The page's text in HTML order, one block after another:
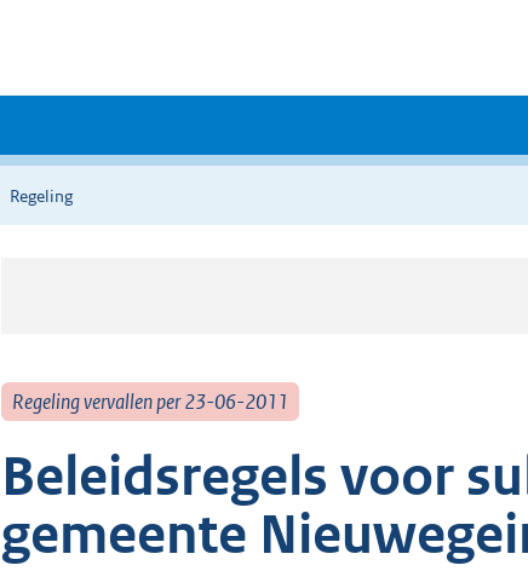
Regeling
Regeling vervallen per 23-06-2011
Beleidsregels voor
gemeente